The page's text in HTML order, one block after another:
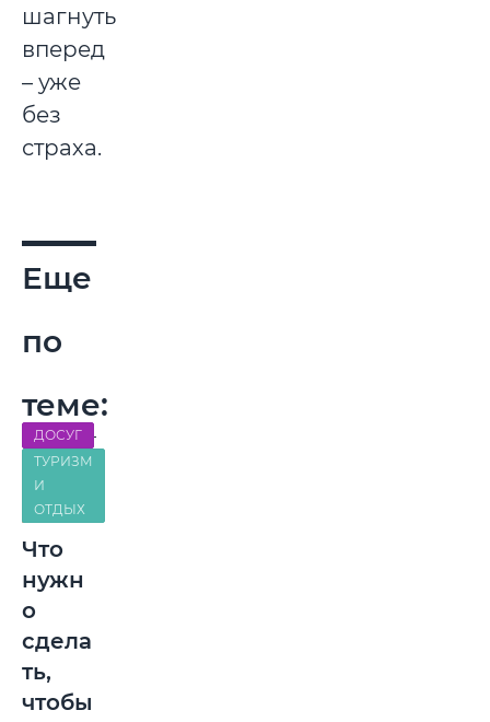
шагнуть
вперед
– уже
без
страха.
Еще
по
теме:
ДОСУГ
ТУРИЗМ
И
ОТДЫХ
Что
нужн
о
сдела
ть,
чтобы